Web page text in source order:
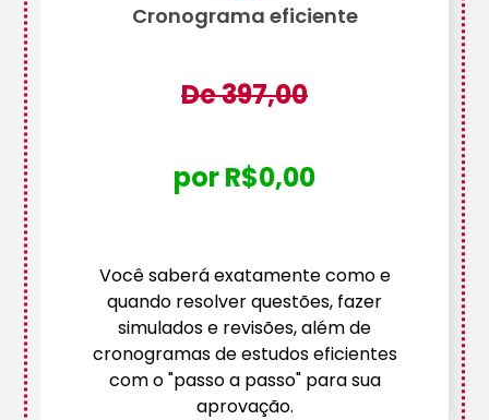
Cronograma eficiente
De 397,00
por R$0,00
Você saberá exatamente como e
quando resolver questões, fazer
simulados e revisões, além de
cronogramas de estudos eficientes
com o "passo a passo" para sua
aprovação.